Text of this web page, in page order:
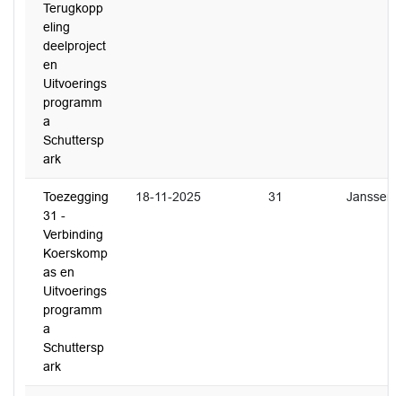
Terugkopp
eling
deelproject
en
Uitvoerings
programm
a
Schuttersp
ark
Toezegging
31 -
Verbinding
Koerskomp
as en
Uitvoerings
programm
a
Schuttersp
ark
18-11-2025 31 Janssen